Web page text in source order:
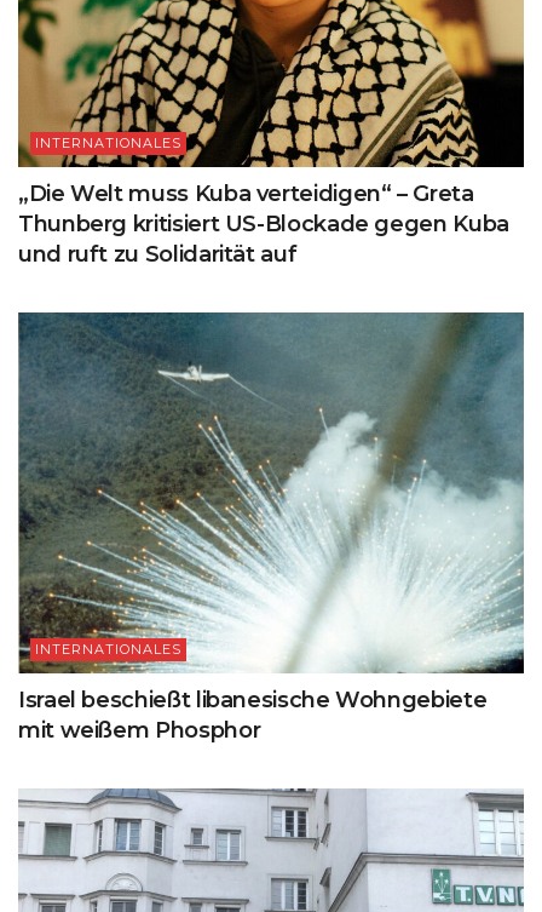
INTERNATIONALES
„Die Welt muss Kuba verteidigen“ – Greta
Thunberg kritisiert US-Blockade gegen Kuba
und ruft zu Solidarität auf
INTERNATIONALES
Israel beschießt libanesische Wohngebiete
mit weißem Phosphor